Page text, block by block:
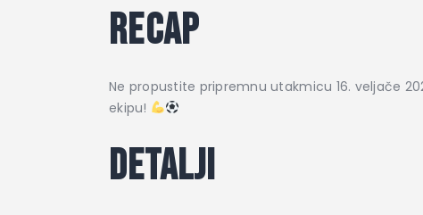
Recap
Ne propustite pripremnu utakmicu 16. veljače
ekipu!
Detalji